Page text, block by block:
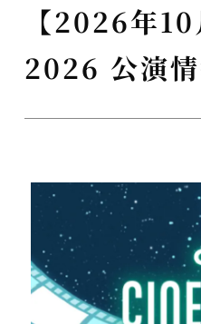
【2026年
2026 公演